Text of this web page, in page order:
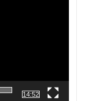
14:52